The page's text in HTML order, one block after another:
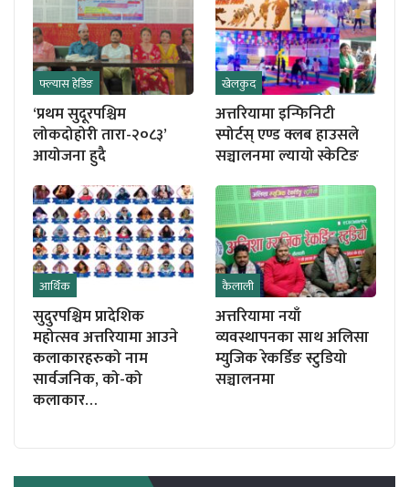
फ्ल्यास हेडिङ
‘प्रथम सुदूरपश्चिम
लोकदोहोरी तारा-२०८३’
आयोजना हुदै
खेलकुद
अत्तरियामा‌ इन्फिनिटी
स्पोर्टस् एण्ड क्लब हाउसले
सञ्चालनमा ल्यायो स्केटिङ
आर्थिक
सुदुरपश्चिम प्रादेशिक
महोत्सव अत्तरियामा आउने
कलाकारहरुको नाम
सार्वजनिक, को-को
कलाकार…
कैलाली
अत्तरियामा नयाँ
व्यवस्थापनका साथ अलिसा
म्युजिक रेकर्डिङ स्टुडियो
सञ्चालनमा